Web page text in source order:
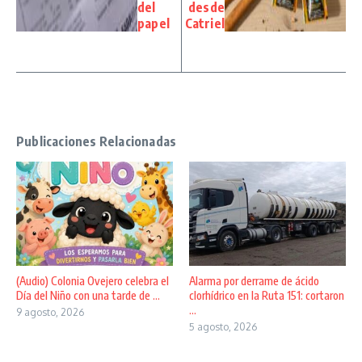
del
papel
desde
Catriel
Publicaciones Relacionadas
(Audio) Colonia Ovejero celebra el
Día del Niño con una tarde de ...
9 agosto, 2026
Alarma por derrame de ácido
clorhídrico en la Ruta 151: cortaron
...
5 agosto, 2026